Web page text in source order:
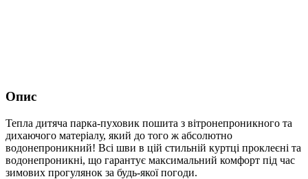
Опис
Тепла дитяча парка-пуховик пошита з вітронепроникного та
дихаючого матеріалу, який до того ж абсолютно
водонепроникний! Всі шви в цій стильній куртці проклеєні та
водонепроникні, що гарантує максимальний комфорт під час
зимових прогулянок за будь-якої погоди.